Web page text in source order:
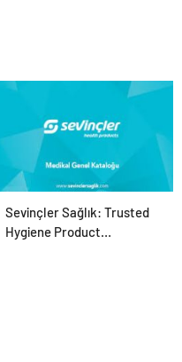
Sevinçler Sağlık: Trusted
Hygiene Product